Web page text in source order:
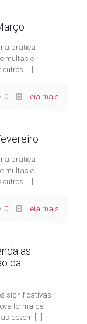
prática
multas e
outros […]
0 Leia mais
prática
multas e
outros […]
0 Leia mais
as
da
significativas
forma de
devem […]